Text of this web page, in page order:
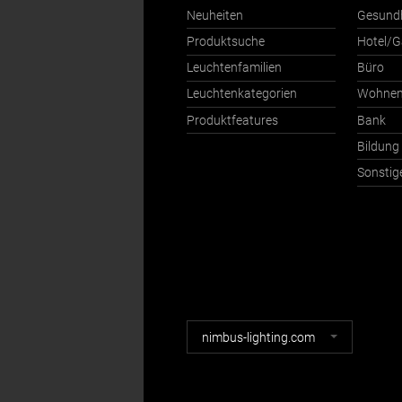
Neuheiten
Produktsuche
Leuchtenfamilien
Leuchtenkategorien
Produktfeatures
Hotel/
Büro
Wohnen
Bank
Bildung
Nimbus
Webseiten
nimbus-lighting.com